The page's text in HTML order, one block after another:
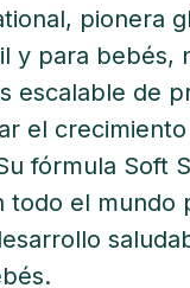
pionera
y para bebés,
escalable de
el
fórmula Soft
todo el mundo